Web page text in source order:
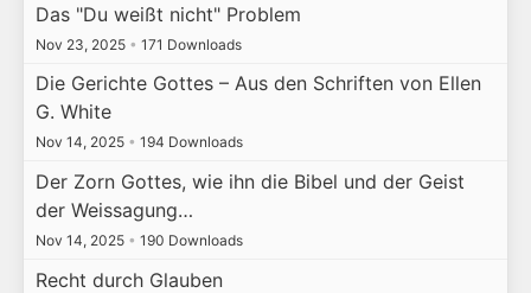
Das "Du weißt nicht" Problem
Nov 23, 2025 • 171 Downloads
Die Gerichte Gottes – Aus den Schriften von Ellen
G. White
Nov 14, 2025 • 194 Downloads
Der Zorn Gottes, wie ihn die Bibel und der Geist
der Weissagung…
Nov 14, 2025 • 190 Downloads
Recht durch Glauben